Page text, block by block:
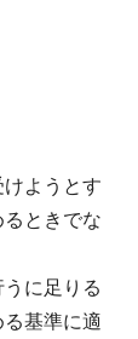
ようとす
ときでな
に足りる
基準に適